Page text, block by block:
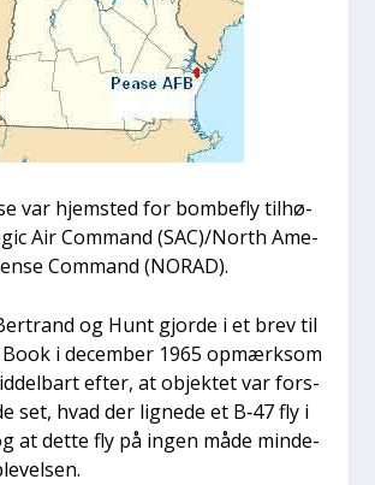
var hjem­sted for bom­be­fly til­hø­
Air Com­mand (SAC)/North Ame­
Com­mand (NORAD).
og Hunt gjor­de i et brev til
i decem­ber 1965 opmærk­som
efter, at objek­tet var for­s­
set, hvad der lig­ne­de et B‑47 fly i
at det­te fly på ingen måde min­de­